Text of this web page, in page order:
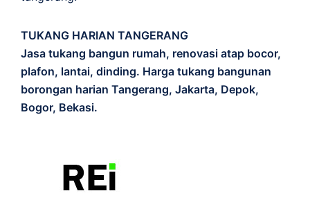
TUKANG HARIAN TANGERANG
Jasa tukang bangun rumah, renovasi atap bocor,
plafon, lantai, dinding. Harga tukang bangunan
borongan harian Tangerang, Jakarta, Depok,
Bogor, Bekasi.